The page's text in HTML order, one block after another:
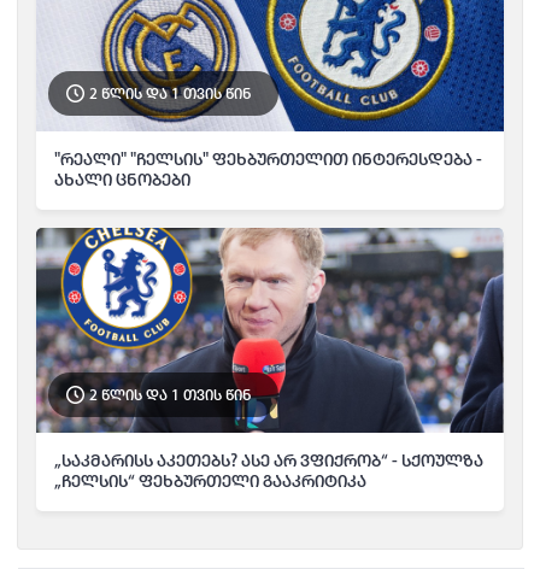
2 წლის და 1 თვის წინ
"რეალი" "ჩელსის" ფეხბურთელით ინტერესდება -
ახალი ცნობები
2 წლის და 1 თვის წინ
„საკმარისს აკეთებს? ასე არ ვფიქრობ“ - სქოულზა
„ჩელსის“ ფეხბურთელი გააკრიტიკა